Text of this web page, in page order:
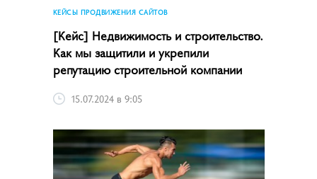
КЕЙСЫ ПРОДВИЖЕНИЯ САЙТОВ
[Кейс] Недвижимость и строительство.
Как мы защитили и укрепили
репутацию строительной компании
15.07.2024 в 9:05